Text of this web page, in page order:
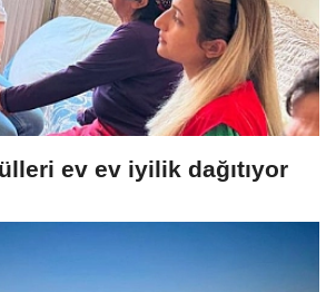
ev ev iyilik dağıtıyor